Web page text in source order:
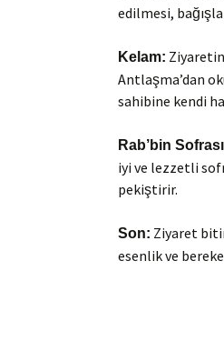
edilmesi,
Kelam:
Antlaşma’dan
sahibine kendi
Rab’bin
iyi ve lezzetli
pekiştirir.
Son: Ziyaret
esenlik ve